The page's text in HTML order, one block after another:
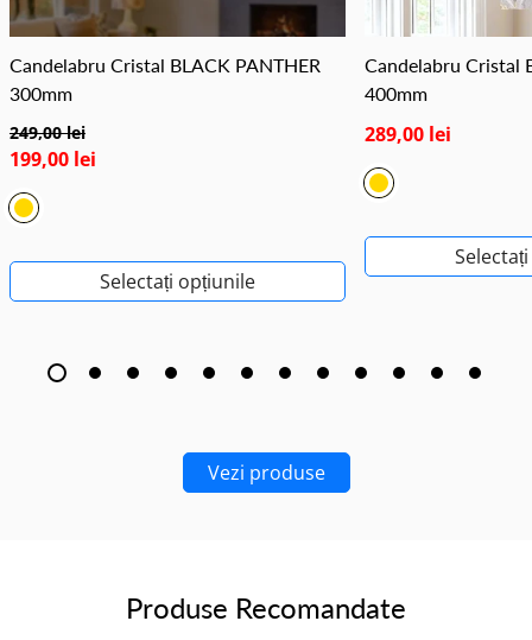
Candelabru Cristal BLACK PANTHER
300mm
249,00 lei
199,00 lei
Selectați opțiunile
Candelabru Cristal
400mm
289,00 lei
Vezi produse
Produse Recomandate